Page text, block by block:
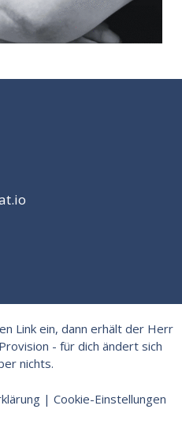
Link ein, dann erhält der Herr
- für dich ändert sich
nichts.
| Cookie-Einstellungen